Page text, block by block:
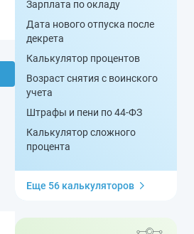
Зарплата по окладу
Дата нового отпуска после
декрета
Калькулятор процентов
Возраст снятия с воинского
учета
Штрафы и пени по 44-ФЗ
Калькулятор сложного
процента
Еще 56 калькуляторов